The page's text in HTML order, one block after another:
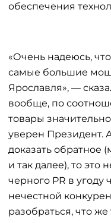
обеспечения
«Очень надеюсь,
самые большие
Ярославля», —
вообще, по
товары
уверен Президент.
доказать обратное
и так далее), то это
черного PR в угоду
нечестной
разобраться, что